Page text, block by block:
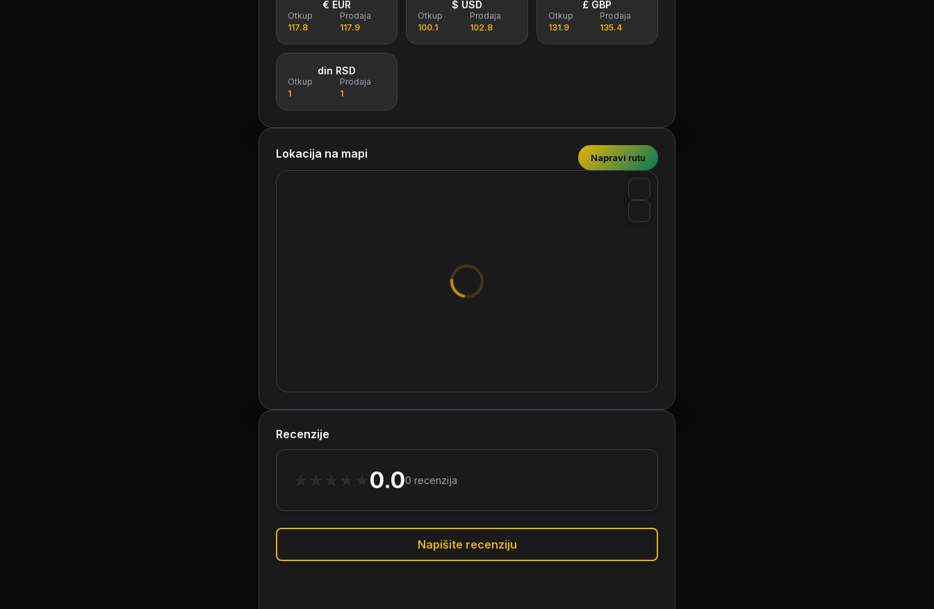
€ EUR
Otkup
117.8
Prodaja
117.9
$ USD
Otkup
100.1
Prodaja
102.8
£ GBP
Otkup
131.9
Prodaja
135.4
din RSD
Otkup
1
Prodaja
1
Lokacija na mapi Napravi rutu
Recenzije
★ ★ ★ ★ ★0.00 recenzija
Napišite recenziju